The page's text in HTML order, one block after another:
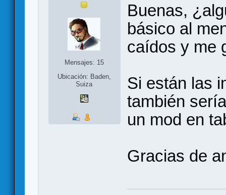
Mensajes: 15
Ubicación: Baden,
Suiza
Buenas,
básico al
caídos y me
Si están las
también
un mod en
Gracias de